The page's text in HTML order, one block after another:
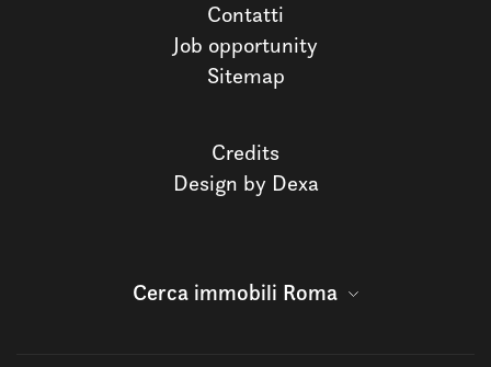
Contatti
Job opportunity
Sitemap
Credits
Design by Dexa
Cerca immobili Roma